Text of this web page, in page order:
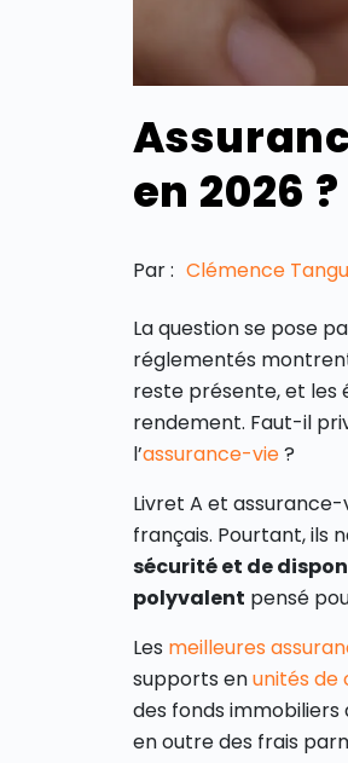
en 2026 ?
Par : Clémence
La question se pose
réglementés
reste présente, et
rendement. Faut-il
l’assurance-vie?
Livret A et
français. Pourtant, ils
sécurité et de
polyvalent pensé
Les meilleures
supports enunités
des fonds immobiliers
en outre des frais